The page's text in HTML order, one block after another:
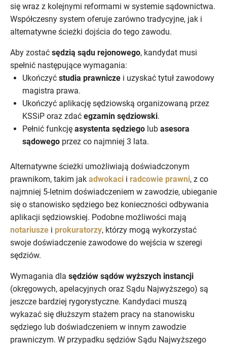
się wraz z kolejnymi reformami w systemie sądownictwa.
Współczesny system oferuje zarówno tradycyjne, jak i
alternatywne ścieżki dojścia do tego zawodu.
Aby zostać sędzią sądu rejonowego, kandydat musi
spełnić następujące wymagania:
Ukończyć studia prawnicze i uzyskać tytuł zawodowy
magistra prawa.
Ukończyć aplikację sędziowską organizowaną przez
KSSiP oraz zdać egzamin sędziowski.
Pełnić funkcję asystenta sędziego lub asesora
sądowego przez co najmniej 3 lata.
Alternatywne ścieżki umożliwiają doświadczonym
prawnikom, takim jak adwokaci i radcowie prawni, z co
najmniej 5-letnim doświadczeniem w zawodzie, ubieganie
się o stanowisko sędziego bez konieczności odbywania
aplikacji sędziowskiej. Podobne możliwości mają
notariusze i prokuratorzy, którzy mogą wykorzystać
swoje doświadczenie zawodowe do wejścia w szeregi
sędziów.
Wymagania dla sędziów sądów wyższych instancji
(okręgowych, apelacyjnych oraz Sądu Najwyższego) są
jeszcze bardziej rygorystyczne. Kandydaci muszą
wykazać się dłuższym stażem pracy na stanowisku
sędziego lub doświadczeniem w innym zawodzie
prawniczym. W przypadku sędziów Sądu Najwyższego